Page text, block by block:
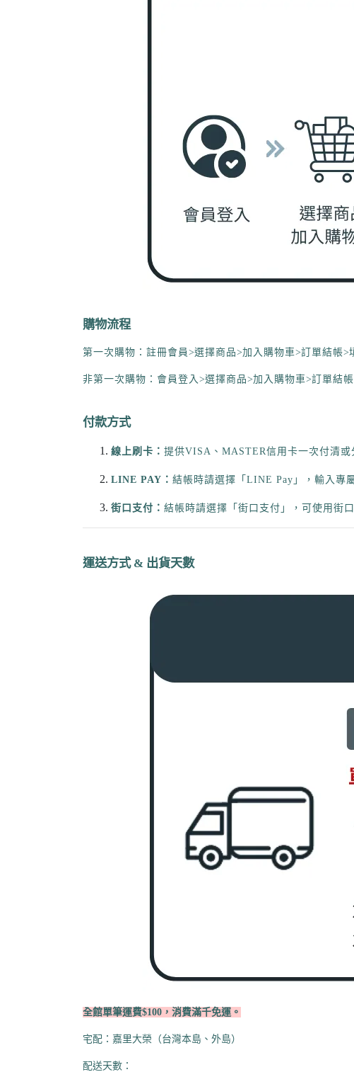
購物流程
第一次購物：註冊會員 >選擇商品>加入購物車>訂單結帳>
非第一次購物：會員登入 >選擇商品>加入購物車>訂單結帳
付款方式
線上刷卡： 提供VISA、MASTER信用卡一次付清
LINE PAY ： 結帳時請選擇「LINE Pay」，輸入專
街口支付： 結帳時請選擇「街口支付」，可使用街
運送方式 & 出貨天數
全館單筆運費$100，消費滿千免運。
宅配：嘉里大榮（台灣本島、外島）
配送天數：